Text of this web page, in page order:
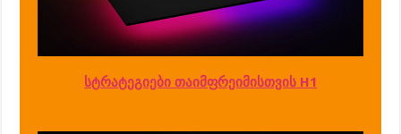
სტრატეგიები თაიმფრეიმისთვის H1